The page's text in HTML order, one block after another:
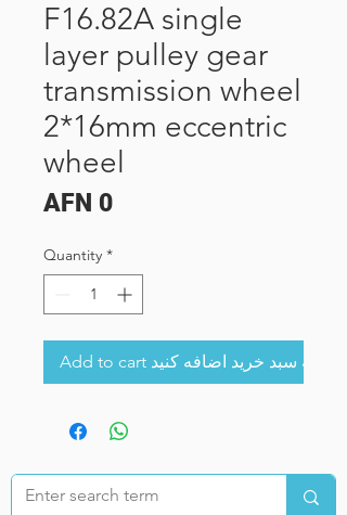
F16.82A single
layer pulley gear
transmission wheel
2*16mm eccentric
wheel
AFN 0Price
Quantity *
Add to cart به سبد خرید اضافه کنید